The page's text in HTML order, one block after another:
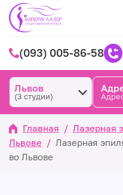
(093) 005-86-58
Львов
(3 студии)
Главная / Лазерная
Львове
/ Лазерная
во Львове